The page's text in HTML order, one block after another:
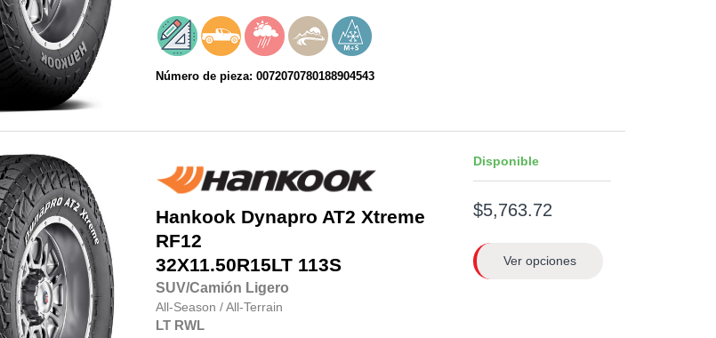
Número de pieza: 0072070780188904543
Hankook Dynapro AT2 Xtreme
RF12
32X11.50R15LT113S
SUV/Camión Ligero
All-Season /All-Terrain
LT RWL
Disponible
$5,763.72
Ver opciones